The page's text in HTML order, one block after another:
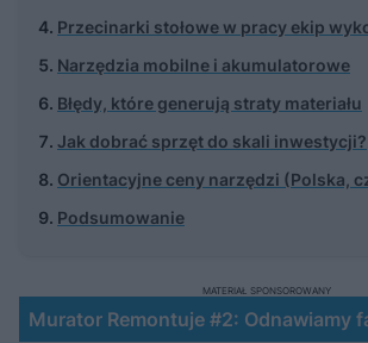
Przecinarki stołowe w pracy ekip
Narzędzia mobilne i akumulatorowe
Błędy, które generują straty materiału
Jak dobrać sprzęt do skali inwestycji?
Orientacyjne ceny narzędzi (Polska,
Podsumowanie
Murator Remontuje #2: Odnawiamy
MATERIAŁ SPONSOROWANY